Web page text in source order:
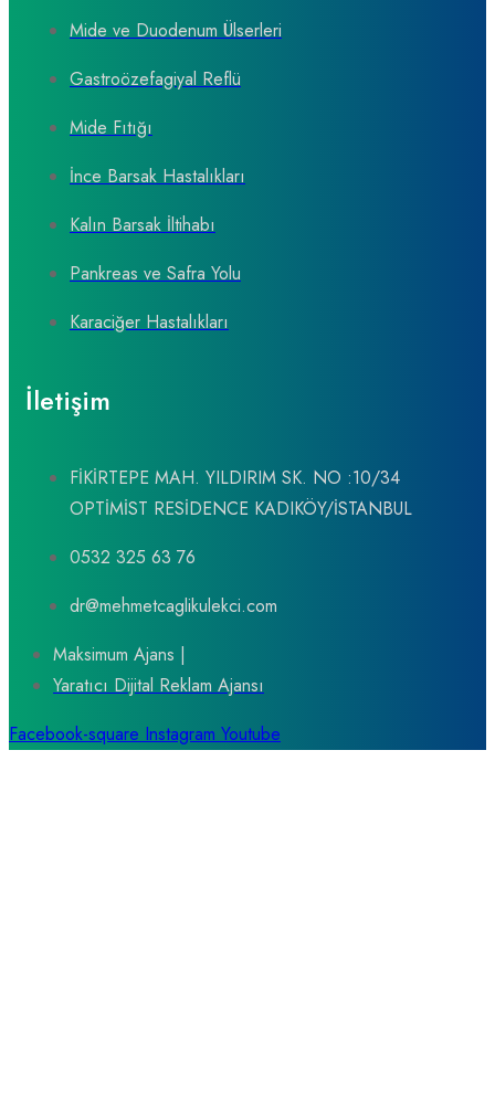
Mide ve Duodenum Ülserleri
Gastroözefagiyal Reflü
Mide Fıtığı
İnce Barsak Hastalıkları
Kalın Barsak İltihabı
Pankreas ve Safra Yolu
Karaciğer Hastalıkları
İletişim
FİKİRTEPE MAH. YILDIRIM SK. NO :10/34
OPTİMİST RESİDENCE KADIKÖY/İSTANBUL
0532 325 63 76
dr@mehmetcaglikulekci.com
Maksimum Ajans |
Yaratıcı Dijital Reklam Ajansı
Facebook-square Instagram Youtube